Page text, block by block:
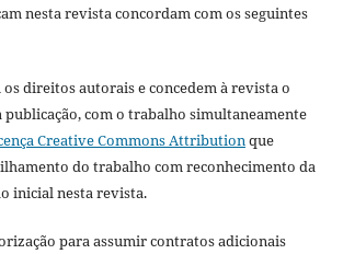
nesta revista concordam com os seguintes
direitos autorais e concedem à revista o
com o trabalho simultaneamente
Creative Commons Attributionque
do trabalho com reconhecimento da
inicial nesta revista.
para assumir contratos adicionais